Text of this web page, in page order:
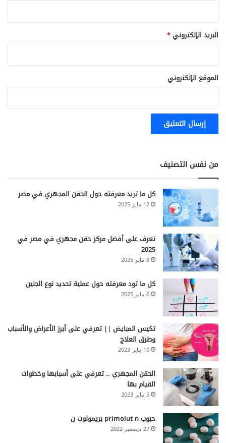
ت
ا
ل
م
ا
ئ
ة
البريد الإلكتروني*
الموقع الإلكتروني
من نفس التصنيف
كل ما تريد معرفته حول الحقن المجهري في مصر
12 مايو 2025
تعرف على أفضل مركز حقن مجهري في مصر في
2025
8 مايو 2025
كل ما تود معرفته حول عملية تحديد نوع الجنين
6 مايو 2025
تكيس المبايض || تعرفي على أبرز الأعراض والأسباب
وطرق العلاج
10 يناير 2023
الحقن المجهري .. تعرفي على أسبابها وخطوات
القيام بها
5 يناير 2023
حبوب primolut n بريمولوت ن
27 ديسمبر 2022